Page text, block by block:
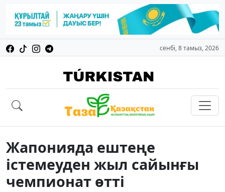
сенбі, 8 тамыз, 2026
Жапонияда ештеңе
істемеуден жыл сайынғы
чемпионат өтті